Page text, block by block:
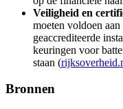
Veiligheid en
moeten voldoen
geaccrediteerde
keuringen voor
staan (
Bronnen